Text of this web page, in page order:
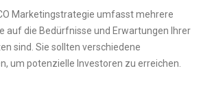
Marketingstrategie umfasst mehrere
auf die Bedürfnisse und Erwartungen Ihrer
sind. Sie sollten verschiedene
um potenzielle Investoren zu erreichen.